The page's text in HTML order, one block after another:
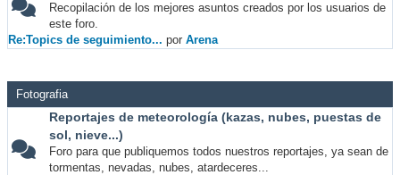
Recopilación de los mejores asuntos creados por los usuarios de
este foro.
Re:Topics de seguimiento... por Arena
Fotografia
Reportajes de meteorología (kazas, nubes, puestas de
sol, nieve...)
Foro para que publiquemos todos nuestros reportajes, ya sean de
tormentas, nevadas, nubes, atardeceres...